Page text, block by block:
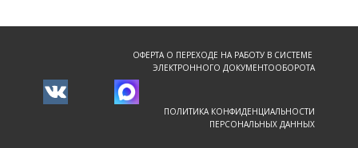
ОФЕРТА О ПЕРЕХОДЕ НА РАБОТУ В СИСТЕМЕ
ЭЛЕКТРОННОГО ДОКУМЕНТООБОРОТА
ПОЛИТИКА КОНФИДЕНЦИАЛЬНОСТИ
ПЕРСОНАЛЬНЫХ ДАННЫХ